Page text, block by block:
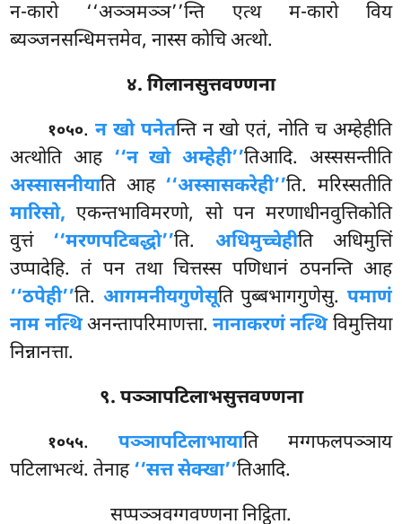
न-कारो ‘‘अञ्ञमञ्ञ’’न्ति एत्थ म-कारो विय
ब्यञ्जनसन्धिमत्तमेव, नास्स कोचि अत्थो.
४. गिलानसुत्तवण्णना
१०५०. न खो पनेतन्ति न खो एतं, नोति च अम्हेहीति
अत्थोति आह ‘‘न खो अम्हेही’’तिआदि. अस्ससन्तीति
अस्सासनीयाति आह ‘‘अस्सासकरेही’’ति. मरिस्सतीति
मारिसो, एकन्तभाविमरणो, सो पन मरणाधीनवुत्तिकोति
वुत्तं ‘‘मरणपटिबद्धो’’ति. अधिमुच्चेहीति अधिमुत्तिं
उप्पादेहि. तं पन तथा चित्तस्स पणिधानं ठपनन्ति आह
‘‘ठपेही’’ति. आगमनीयगुणेसूति पुब्बभागगुणेसु. पमाणं
नाम नत्थिअनन्तापरिमाणत्ता.नानाकरणं नत्थिविमुत्तिया
निन्नानत्ता.
९. पञ्ञापटिलाभसुत्तवण्णना
१०५५. पञ्ञापटिलाभायाति मग्गफलपञ्ञाय
पटिलाभत्थं. तेनाह‘‘सत्त सेक्खा’’तिआदि.
सप्पञ्ञवग्गवण्णना निट्ठिता.